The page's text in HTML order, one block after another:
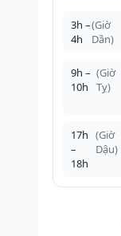
3h –
4h
(Giờ
Dần)
9h –
10h
(Giờ
Tỵ)
17h
–
18h
(Giờ
Dậu)